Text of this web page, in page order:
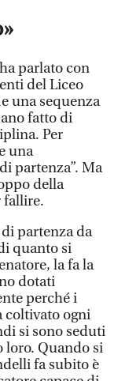
parlato con
del Liceo
una sequenza
fatto di
Per
una
partenza”. Ma
della
fallire.
partenza da
quanto si
la fa la
dotati
perché i
coltivato ogni
si sono seduti
loro. Quando si
fa subito è